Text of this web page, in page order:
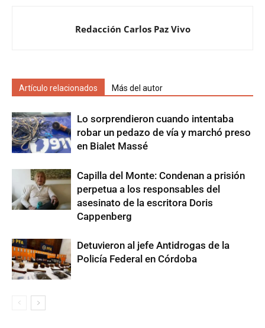
Redacción Carlos Paz Vivo
Artículo relacionados Más del autor
Lo sorprendieron cuando intentaba
robar un pedazo de vía y marchó preso
en Bialet Massé
Capilla del Monte: Condenan a prisión
perpetua a los responsables del
asesinato de la escritora Doris
Cappenberg
Detuvieron al jefe Antidrogas de la
Policía Federal en Córdoba